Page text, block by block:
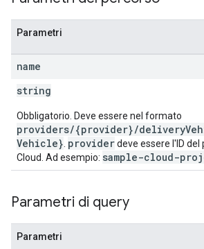
Parametri
name
string
Obbligatorio. Deve essere nel formato
providers/{provider}/
Vehicle} providerdeve essere l'ID del
Cloud. Ad esempio: sample-cloud-
Parametri di query
Parametri